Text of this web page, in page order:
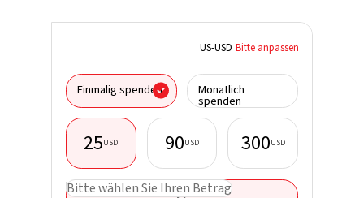
US-USD Bitte anpassen
Einmalig spenden Monatlich
spenden
25USD 90USD 300USD
Bitte wählen Sie Ihren Betrag
USD